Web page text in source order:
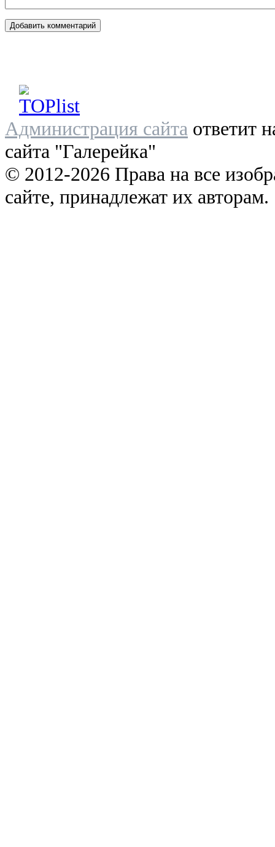
Администрация сайта ответит
сайта "Галерейка"
© 2012-2026 Права на все
сайте, принадлежат их авторам.